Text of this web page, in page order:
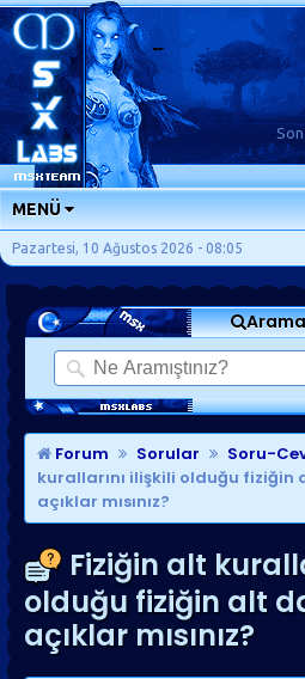
MENÜ
ANA SAYFA
FORUMLAR
SORU-CEVAP
GÜNLÜKLER
SON MESAJLAR
KISAYOLLAR
Pazartesi, 10 Ağustos 2026 - 08:05
Arama
Forum Sorular Soru-
kurallarını ilişkili olduğu fiziğin
açıklar mısınız?
Fiziğin alt
olduğu fiziğin alt
açıklar mısınız?